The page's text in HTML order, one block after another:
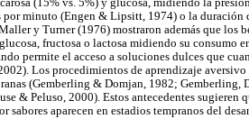
(15% vs. 5%) y glucosa, midiendo la
por minuto (Engen & Lipsitt, 1974) o la
y Turner (1976) mostraron además que los
fructosa o lactosa midiendo su consumo
permite el acceso a soluciones dulces que
Los procedimientos de aprendizaje
(Gemberling & Domjan, 1982;
& Peluso, 2000). Estos antecedentes
sabores aparecen en estadios tempranos del